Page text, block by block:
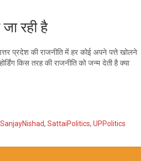
रही है
प्रदेश की राजनीति में हर कोई अपने पत्ते खोलने
किस तरह की राजनीति को जन्म देती है क्या
SanjayNishad, SattaiPolitics, UPPolitics